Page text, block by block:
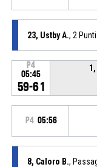
23, Ustby A., 2
P4
05:45
59-61
P4 05:56
8, Caloro B.,